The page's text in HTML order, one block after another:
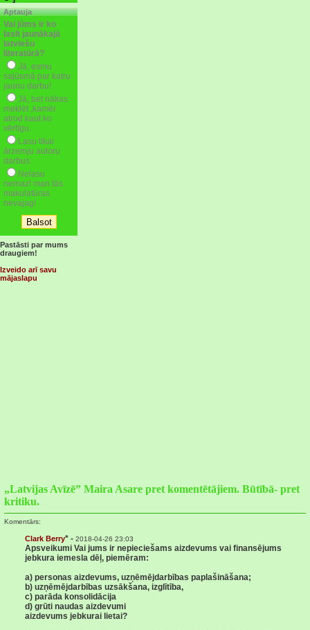
Aptauja
Vai jūms ir ko
lasīt jaunākajā
latviešu
literatūrā?
Jā, esmu
sajūsmā par katru
jaunu darbu!
Jā, bet nākas
meklēt ,kamēr
atrod kaut ko
vērtīgu.
Lasu tikai
ārzemju autoru
darbus.
Nelasu
nemaz! man tās
makulatūras
nevajag!
Pastāsti par mums
draugiem!
Izveido arī savu
mājaslapu
„Latvijas Avīzē” Maira Asare pret komentētājiem. Būtībā- pret
kritiku.
Komentārs:
Clark Berry* - 2018-04-26 23:03
Apsveikumi Vai jums ir nepieciešams aizdevums vai finansējums
jebkura iemesla dēļ, piemēram:
a) personas aizdevums, uzņēmējdarbības paplašināšana;
b) uzņēmējdarbības uzsākšana, izglītība,
c) parāda konsolidācija
d) grūti naudas aizdevumi
aizdevums jebkurai lietai?